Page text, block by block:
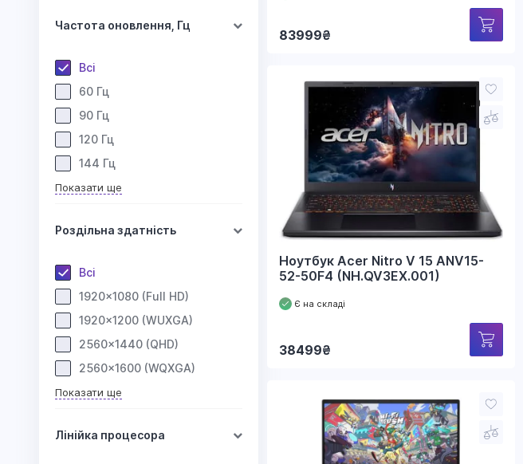
Частота оновлення, Гц
Всі
60 Гц
90 Гц
120 Гц
144 Гц
Показати ще
Роздільна здатність
Всі
1920x1080 (Full HD)
1920x1200 (WUXGA)
2560x1440 (QHD)
2560x1600 (WQXGA)
Показати ще
Лінійка процесора
83999₴
Ноутбук Acer Nitro V 15 ANV15-
52-50F4 (NH.QV3EX.001)
Є на складі
38499₴